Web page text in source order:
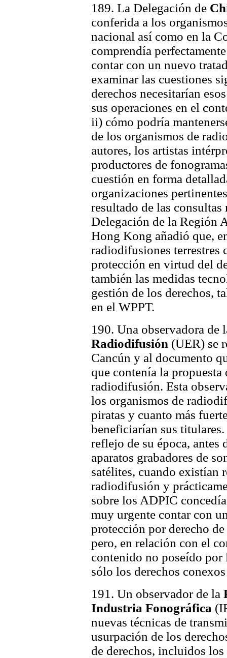
189. La Delegación de
conferida a los
nacional así como en la
comprendía
contar con un nuevo
examinar las cuestiones
derechos necesitarían
sus operaciones en el
ii) cómo podría
de los organismos de
autores, los artistas
productores de
cuestión en forma
organizaciones
resultado de las
Delegación de la Región
Hong Kong añadió que,
radiodifusiones terrestres
protección en virtud del
también las medidas
gestión de los derechos,
en el WPPT.
190. Una observadora de
Radiodifusión (UER) se
Cancún y al documento
que contenía la
radiodifusión. Esta
los organismos de
piratas y cuanto más
beneficiarían sus
reflejo de su época,
aparatos grabadores de
satélites, cuando existían
radiodifusión y
sobre los ADPIC
muy urgente contar con
protección por derecho
pero, en relación con el
contenido no poseído
sólo los derechos
191. Un observador de la
Industria Fonográfica
nuevas técnicas de
usurpación de los
de derechos, incluidos